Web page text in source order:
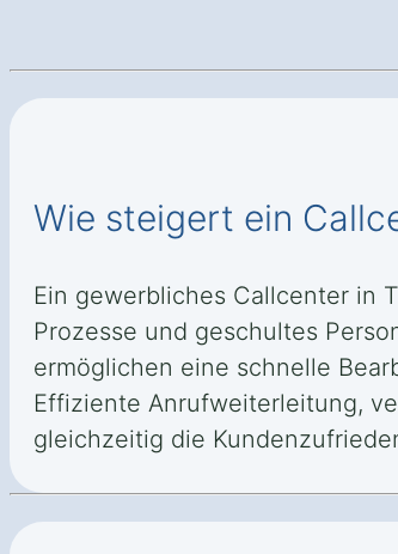
Wie steigert ein
Ein gewerbliches Callcenter in
Prozesse und geschultes
ermöglichen eine schnelle
Effiziente Anrufweiterleitung,
gleichzeitig die